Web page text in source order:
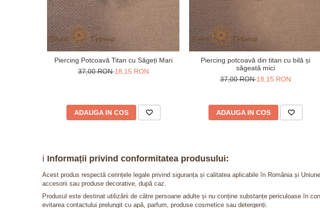
Piercing Potcoavă Titan cu Săgeți Mari
37,00 RON18,15 RON
ADAUGA IN COS
Piercing potcoavă din titan cu bilă și
săgeată mici
37,00 RON18,15 RON
ADAUGA IN COS
ℹ️ Informații privind conformitatea produsului:
Acest produs respectă cerințele legale privind siguranța și calitatea aplicabile în România și
accesorii sau produse decorative, după caz.
Produsul este destinat utilizării de către persoane adulte și nu conține substanțe periculoase în
evitarea contactului prelungit cu apă, parfum, produse cosmetice sau detergenți.